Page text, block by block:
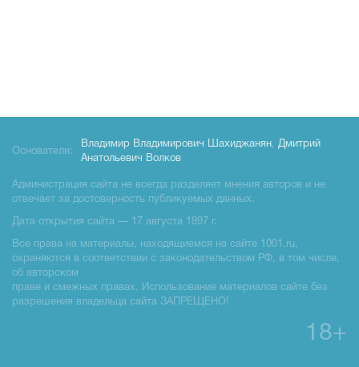
Основатели:
Владимир Владимирович Шахиджанян, Дмитрий
Анатольевич Волков
Администрация сайта не всегда разделяет мнения авторов и не
отвечает за достоверность публикуемых данных.
Дата открытия сайта — 17 августа 1997 г.
Все права на материалы, находящиемся на сайте 1001.ru,
охраняются в соответствии с законодательством РФ, в том числе,
об авторском
праве и смежных правах. Использование материалов сайте без
разрешения владельца сайта ЗАПРЕЩЕНО!
18+